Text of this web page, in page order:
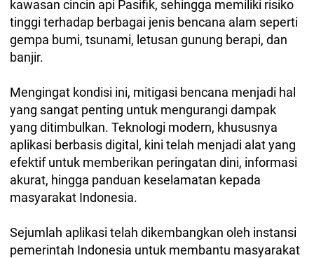
kawasan cincin api Pasifik, sehingga memiliki risiko
tinggi terhadap berbagai jenis bencana alam seperti
gempa bumi, tsunami, letusan gunung berapi, dan
banjir.
Mengingat kondisi ini, mitigasi bencana menjadi hal
yang sangat penting untuk mengurangi dampak
yang ditimbulkan. Teknologi modern, khususnya
aplikasi berbasis digital, kini telah menjadi alat yang
efektif untuk memberikan peringatan dini, informasi
akurat, hingga panduan keselamatan kepada
masyarakat Indonesia.
Sejumlah aplikasi telah dikembangkan oleh instansi
pemerintah Indonesia untuk membantu masyarakat